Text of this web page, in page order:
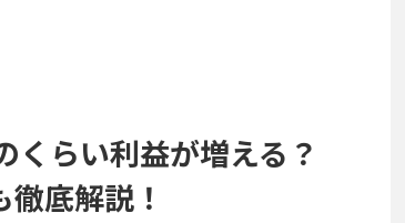
くらい利益が増える？
底解説！